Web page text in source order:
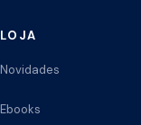
LOJA
Novidades
Ebooks